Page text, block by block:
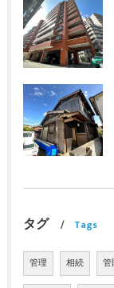
タグ Tags
管理 相続 管